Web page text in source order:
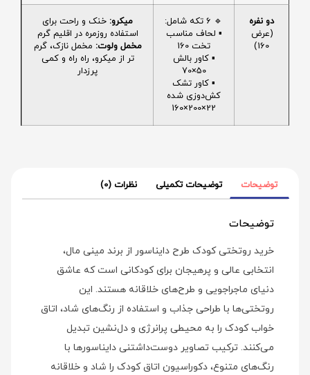
دو نفره
(عرض
160)
🔹 6 تکه شامل:
▪️ لحاف مناسب
تخت 160
▪️ کاور بالش
50×70
▪️ کاور تشک
کش‌دوزی شده
22×200×160
میکرو: خنک و راحت برای
استفاده روزمره در اقلیم گرم
مخمل ولوت: مخمل نازک، گرم
تر از میکرو، راه راه و کمی
پرزدار
توضیحات توضیحات تکمیلی نظرات (0)
توضیحات
خرید روتختی کودک طرح دایناسور از برند مینی‌ مال،
انتخابی عالی و پرهیجان برای کودکانی است که عاشق
دنیای ماجراجویی و طرح‌های خلاقانه هستند. این
روتختی‌ها با طراحی جذاب و استفاده از رنگ‌های شاد، اتاق
خواب کودک را به محیطی پرانرژی و دل‌نشین تبدیل
می‌کنند. ترکیب تصاویر دوست‌داشتنی دایناسورها با
رنگ‌های متنوع، دکوراسیون اتاق کودک را شاد و خلاقانه